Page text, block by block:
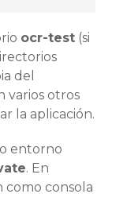
ocr-test (si
del
varios otros
la aplicación.
entorno
. En
como consola